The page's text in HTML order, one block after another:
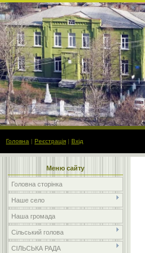
Головна | Реєстрація | Вхід
Меню сайту
Головна сторінка
Наше село
Наша громада
Сільський голова
СІЛЬСЬКА РАДА